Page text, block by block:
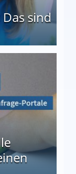
sind